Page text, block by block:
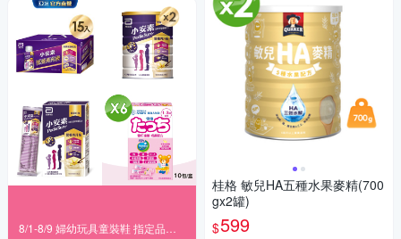
桂格 敏兒HA五種水果麥精(700
gx2罐)
$599